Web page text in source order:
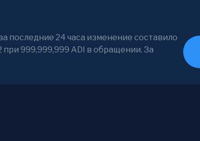
последние 24 часа изменение составило
при 999,999,999 ADI в обращении. За